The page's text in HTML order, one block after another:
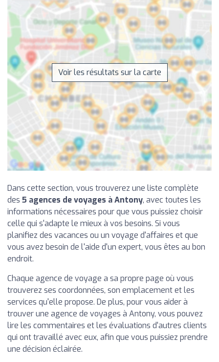
Voir les résultats sur la carte
Dans cette section, vous trouverez une liste complète
des 5 agences de voyages à Antony, avec toutes les
informations nécessaires pour que vous puissiez choisir
celle qui s'adapte le mieux à vos besoins. Si vous
planifiez des vacances ou un voyage d'affaires et que
vous avez besoin de l'aide d'un expert, vous êtes au bon
endroit.
Chaque agence de voyage a sa propre page où vous
trouverez ses coordonnées, son emplacement et les
services qu'elle propose. De plus, pour vous aider à
trouver une agence de voyages à Antony, vous pouvez
lire les commentaires et les évaluations d'autres clients
qui ont travaillé avec eux, afin que vous puissiez prendre
une décision éclairée.